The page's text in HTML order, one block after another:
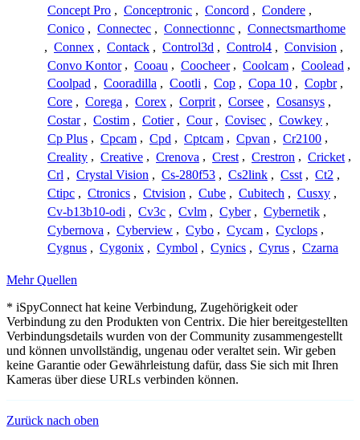
Concept Pro , Conceptronic , Concord , Condere ,
Conico , Connectec , Connectionnc , Connectsmarthome
, Connex , Contack , Control3d , Control4 , Convision ,
Convo Kontor , Cooau , Coocheer , Coolcam , Coolead ,
Coolpad , Cooradilla , Cootli , Cop , Copa 10 , Copbr ,
Core , Corega , Corex , Corprit , Corsee , Cosansys ,
Costar , Costim , Cotier , Cour , Covisec , Cowkey ,
Cp Plus , Cpcam , Cpd , Cptcam , Cpvan , Cr2100 ,
Creality , Creative , Crenova , Crest , Crestron , Cricket ,
Crl , Crystal Vision , Cs-280f53 , Cs2link , Csst , Ct2 ,
Ctipc , Ctronics , Ctvision , Cube , Cubitech , Cusxy ,
Cv-b13b10-odi , Cv3c , Cvlm , Cyber , Cybernetik ,
Cybernova , Cyberview , Cybo , Cycam , Cyclops ,
Cygnus , Cygonix , Cymbol , Cynics , Cyrus , Czarna
Mehr Quellen
* iSpyConnect hat keine Verbindung, Zugehörigkeit oder
Verbindung zu den Produkten von Centrix. Die hier bereitgestellten
Verbindungsdetails wurden von der Community zusammengestellt
und können unvollständig, ungenau oder veraltet sein. Wir geben
keine Garantie oder Gewährleistung dafür, dass Sie sich mit Ihren
Kameras über diese URLs verbinden können.
Zurück nach oben